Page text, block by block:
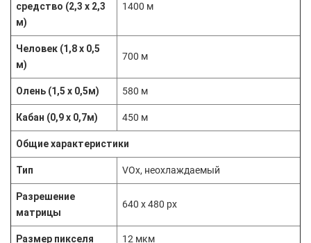
средство (2,3 x 2,3
м)
1400 м
Человек (1,8 x 0,5
м)
700 м
Олень (1,5 x 0,5м) 580 м
Кабан (0,9 x 0,7м) 450 м
Общие характеристики
Тип VOx, неохлаждаемый
Разрешение
матрицы
640 x 480 px
Размер пикселя 12 мкм